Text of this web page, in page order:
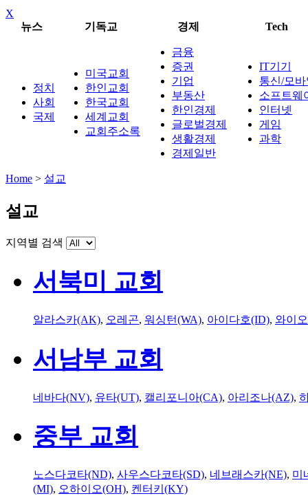
X
뉴스
기독교 경제 Tech
정치
사회
국제
미국교회
한인교회
한국교회
세계교회
교회주소록
금융
증권
기업
부동산
한인경제
글로벌경제
생활경제
경제일반
IT기기
통신/모
소프트웨
인터넷
게임
과학
Home > 설교
설교
지역별 검색
서북미 교회
알라스카(AK), 오레곤, 워싱턴(WA), 아이다호(ID), 와이
서남부 교회
네바다(NV), 유타(UT), 캘리포니아(CA), 아리조나(AZ),
중부 교회
노스다코타(ND), 사우스다코타(SD), 네브래스카(NE), 미
(MI), 오하이오(OH), 켄터키(KY)